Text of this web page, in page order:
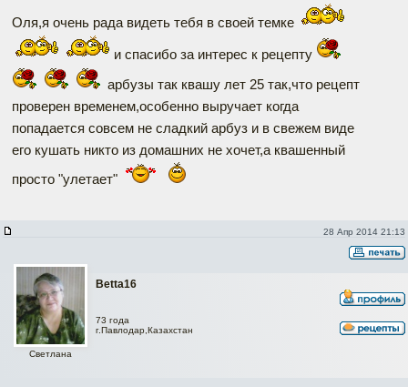
Оля,я очень рада видеть тебя в своей темке
и спасибо за интерес к рецепту
арбузы так квашу лет 25 так,что рецепт
проверен временем,особенно выручает когда
попадается совсем не сладкий арбуз и в свежем виде
его кушать никто из домашних не хочет,а квашенный
просто "улетает"
28 Апр 2014 21:13
Betta16
Светлана
73 года
г.Павлодар,Казахстан